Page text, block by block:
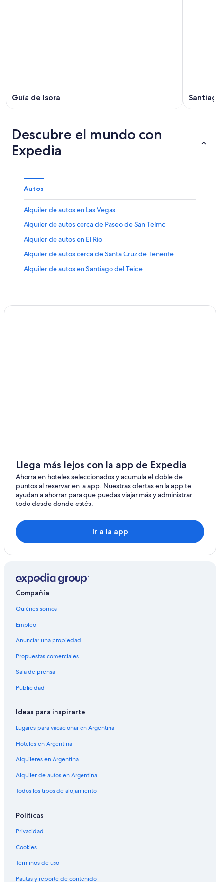
Guía de Isora
Descubre el mundo con
Expedia
Autos
Alquiler de autos en Las Vegas
Alquiler de autos cerca de Paseo de San Telmo
Alquiler de autos en El Río
Alquiler de autos cerca de Santa Cruz de Tenerife
Alquiler de autos en Santiago del Teide
Llega más lejos con la app de Expedia
Ahorra en hoteles seleccionados y acumula el doble de
puntos al reservar en la app. Nuestras ofertas en la app te
ayudan a ahorrar para que puedas viajar más y administrar
todo desde donde estés.
Ir a la app
Compañía
Quiénes somos
Empleo
Anunciar una propiedad
Propuestas comerciales
Sala de prensa
Publicidad
Ideas para inspirarte
Lugares para vacacionar en Argentina
Hoteles en Argentina
Alquileres en Argentina
Alquiler de autos en Argentina
Todos los tipos de alojamiento
Políticas
Privacidad
Cookies
Términos de uso
Pautas y reporte de contenido